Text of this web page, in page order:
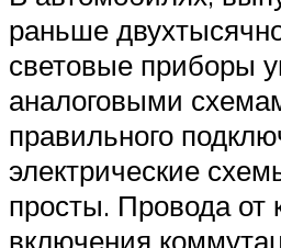
раньше
световые приборы
аналоговыми
правильного
электрические
просты. Провода от
включения